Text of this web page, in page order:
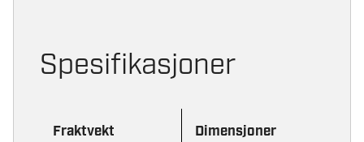
Spesifikasjoner
Fraktvekt
Dimensjoner